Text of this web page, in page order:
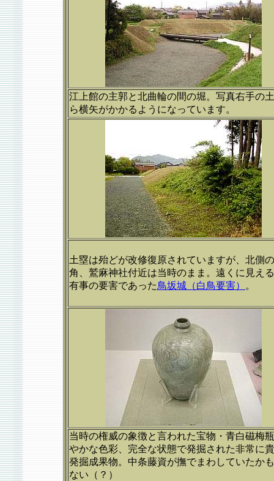
江上館の主郭と北曲輪の間の堀。写真右手の
ら横矢がかかるようになっています。
土塁は殆どが改修復原されていますが、北側
角、鷲麻神社付近は当時のまま。遠くに見え
有事の要害であった鳥坂城（白鳥要害） 。
当時の権威の象徴と言われた宝物・青白磁梅
やかな色彩、完全な状態で発掘された非常に
発掘成果物。中条藤資が撫でまわしていたか
ない（？）